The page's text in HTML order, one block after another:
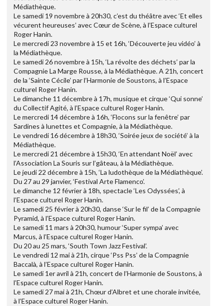
Médiathèque.
Le samedi 19 novembre à 20h30, c’est du théâtre avec ‘Et elles
vécurent heureuses’ avec Cœur de Scène, à l’Espace culturel
Roger Hanin.
Le mercredi 23 novembre à 15 et 16h, ‘Découverte jeu vidéo’ à
la Médiathèque.
Le samedi 26 novembre à 15h, ‘La révolte des déchets’ par la
Compagnie La Marge Rousse, à la Médiathèque. A 21h, concert
de la ‘Sainte Cécile’ par l’Harmonie de Soustons, à l’Espace
culturel Roger Hanin.
Le dimanche 11 décembre à 17h, musique et cirque ‘Qui sonne’
du Collectif Agité, à l’Espace culturel Roger Hanin.
Le mercredi 14 décembre à 16h, ‘Flocons sur la fenêtre’ par
Sardines à lunettes et Compagnie, à la Médiathèque.
Le vendredi 16 décembre à 18h30, ‘Soirée jeux de société’ à la
Médiathèque.
Le mercredi 21 décembre à 15h30, ‘En attendant Noël’ avec
l’Association La Souris sur l’gâteau, à la Médiathèque.
Le jeudi 22 décembre à 15h, ‘La ludothèque de la Médiathèque’.
Du 27 au 29 janvier, ‘Festival Arte Flamenco’.
Le dimanche 12 février à 18h, spectacle ‘Les Odyssées’, à
l’Espace culturel Roger Hanin.
Le samedi 25 février à 20h30, danse ‘Sur le fil’ de la Compagnie
Pyramid, à l’Espace culturel Roger Hanin.
Le samedi 11 mars à 20h30, humour ‘Super sympa’ avec
Marcus, à l’Espace culturel Roger Hanin.
Du 20 au 25 mars, ‘South Town Jazz Festival’.
Le vendredi 12 mai à 21h, cirque ‘Pss Pss’ de la Compagnie
Baccalà, à l’Espace culturel Roger Hanin.
Le samedi 1er avril à 21h, concert de l’Harmonie de Soustons, à
l’Espace culturel Roger Hanin.
Le samedi 27 mai à 21h, Chœur d’Albret et une chorale invitée,
à l’Espace culturel Roger Hanin.